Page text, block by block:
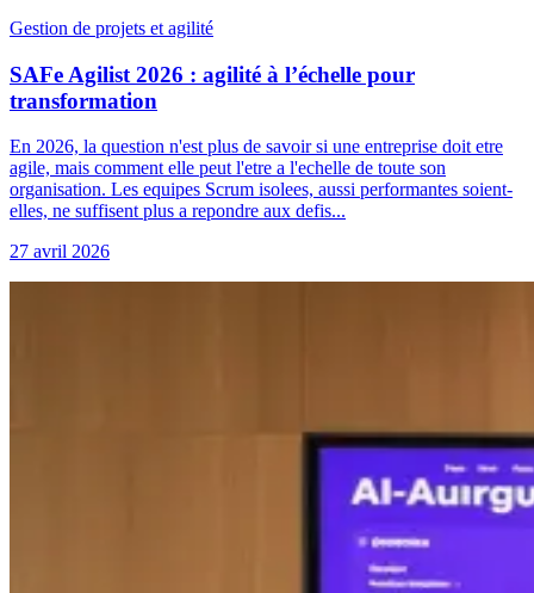
Gestion de projets et agilité
SAFe Agilist 2026 : agilité à l’échelle pour
transformation
En 2026, la question n'est plus de savoir si une entreprise doit etre
agile, mais comment elle peut l'etre a l'echelle de toute son
organisation. Les equipes Scrum isolees, aussi performantes soient-
elles, ne suffisent plus a repondre aux defis...
27 avril 2026